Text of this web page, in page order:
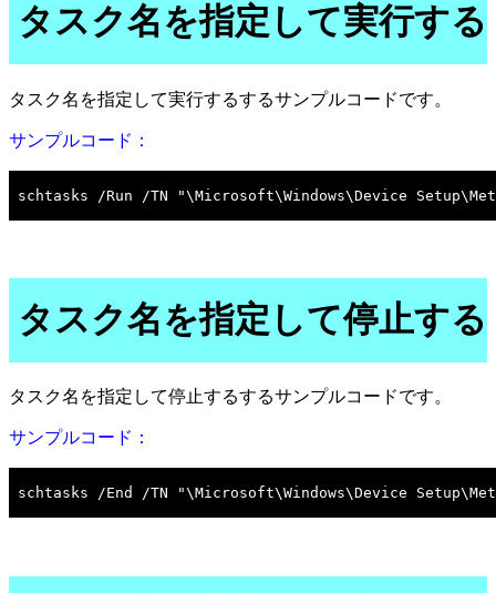
タスク名を指定して実行する
タスク名を指定して実行するするサンプルコードです。
サンプルコード：
タスク名を指定して停止する
タスク名を指定して停止するするサンプルコードです。
サンプルコード：